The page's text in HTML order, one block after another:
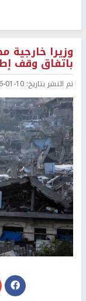
وزيرا خارجية
باتفاق وقف
تم النشر بتاريخ: 10 18:31